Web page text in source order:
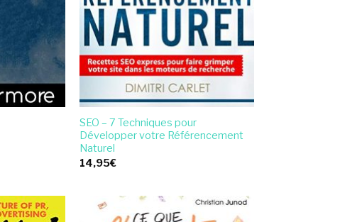
SEO – 7 Techniques pour
Développer votre Référencement
Naturel
14,95€